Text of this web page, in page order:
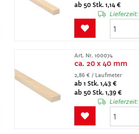
ab 50 Stk. 1,14 €
Lieferzeit:
Art. Nr. 100074
ca. 20 x 40 mm
2,86 € / Laufmeter
ab 1 Stk. 1,43 €
ab 50 Stk. 1,39 €
Lieferzeit: